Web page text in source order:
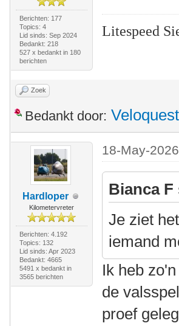
Berichten: 177
Topics: 4
Lid sinds: Sep 2024
Bedankt: 218
527 x bedankt in 180
berichten
Litespeed
Zoek
Bedankt door: Veloquest
Hardloper
Kilometervreter
Berichten: 4.192
Topics: 132
Lid sinds: Apr 2023
Bedankt: 4665
5491 x bedankt in
3565 berichten
18-May-
Bianca F
Je ziet
iemand
Ik heb
de
proef